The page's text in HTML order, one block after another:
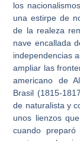
los
una estirpe de
de la realeza
nave encallada
independencias
ampliar las
americano de
Brasil (1815-
de naturalista y
unos lienzos
cuando